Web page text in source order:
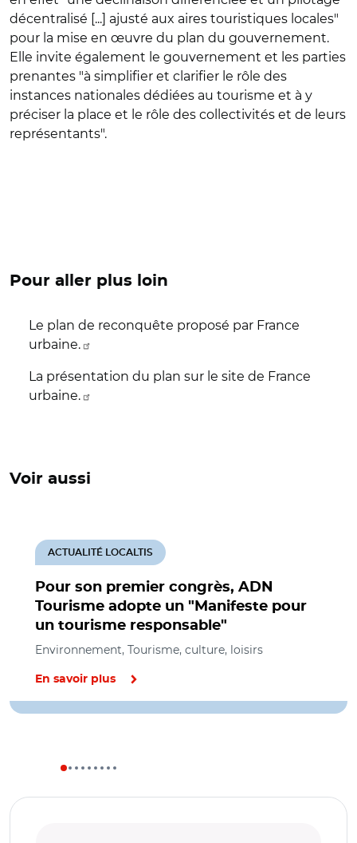
décentralisé [...] ajusté aux aires touristiques locales"
pour la mise en œuvre du plan du gouvernement.
Elle invite également le gouvernement et les parties
prenantes "à simplifier et clarifier le rôle des
instances nationales dédiées au tourisme et à y
préciser la place et le rôle des collectivités et de leurs
représentants".
Pour aller plus loin
Le plan de reconquête proposé par France
urbaine.
La présentation du plan sur le site de France
urbaine.
Voir aussi
Pour son premier congrès, ADN
Tourisme adopte un "Manifeste pour
un tourisme responsable"
ACTUALITÉ LOCALTIS
Environnement, Tourisme, culture, loisirs
En savoir plus